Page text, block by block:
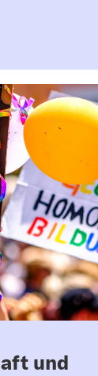
und